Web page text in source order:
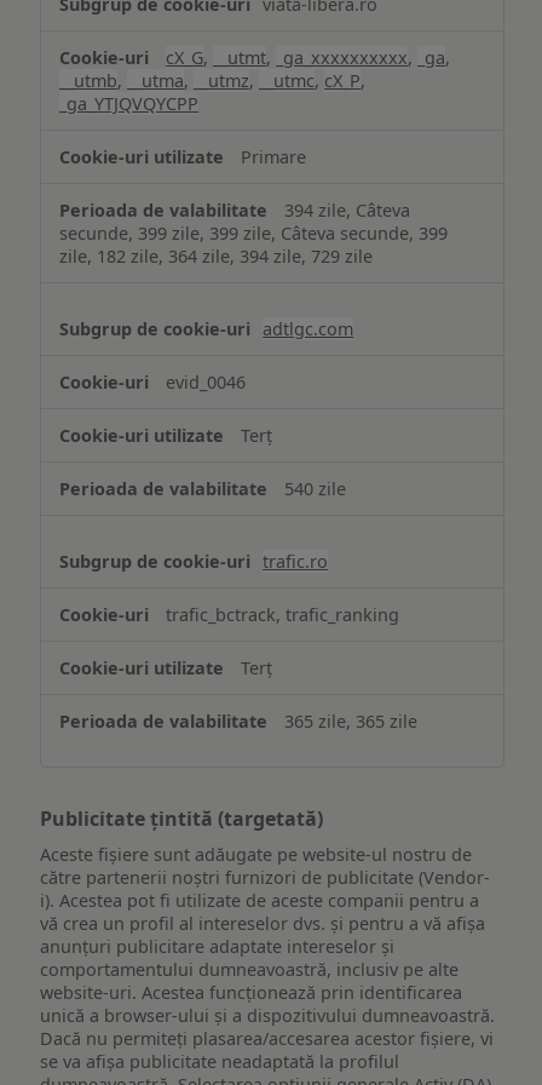
cX_G, __utmt, _ga_xxxxxxxxxx, _ga,
__utmb, __utma, __utmz, __utmc, cX_P,
_ga_YTJQVQYCPP
Primare
394 zile, Câteva
secunde, 399 zile, 399 zile, Câteva secunde, 399
zile, 182 zile, 364 zile, 394 zile, 729 zile
adtlgc.com
evid_0046
Terț
540 zile
trafic.ro
trafic_bctrack, trafic_ranking
Terț
365 zile, 365 zile
Publicitate țintită (targetată)
Aceste fișiere sunt adăugate pe website-ul nostru de
către partenerii noștri furnizori de publicitate (Vendor-
i). Acestea pot fi utilizate de aceste companii pentru a
vă crea un profil al intereselor dvs. și pentru a vă afișa
anunțuri publicitare adaptate intereselor și
comportamentului dumneavoastră, inclusiv pe alte
website-uri. Acestea funcționează prin identificarea
unică a browser-ului și a dispozitivului dumneavoastră.
Dacă nu permiteți plasarea/accesarea acestor fișiere, vi
se va afișa publicitate neadaptată la profilul